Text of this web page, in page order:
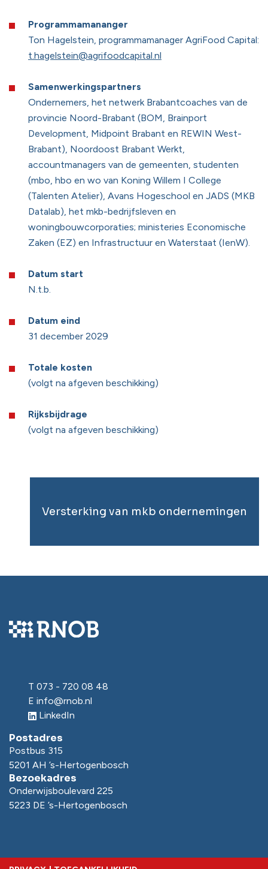
Programmamananger
Ton Hagelstein, programmamanager AgriFood Capital:
t.hagelstein@agrifoodcapital.nl
Samenwerkingspartners
Ondernemers, het netwerk Brabantcoaches van de
provincie Noord-Brabant (BOM, Brainport
Development, Midpoint Brabant en REWIN West-
Brabant), Noordoost Brabant Werkt,
accountmanagers van de gemeenten, studenten
(mbo, hbo en wo van Koning Willem I College
(Talenten Atelier), Avans Hogeschool en JADS (MKB
Datalab), het mkb-bedrijfsleven en
woningbouwcorporaties; ministeries Economische
Zaken (EZ) en Infrastructuur en Waterstaat (IenW).
Datum start
N.t.b.
Datum eind
31 december 2029
Totale kosten
(volgt na afgeven beschikking)
Rijksbijdrage
(volgt na afgeven beschikking)
Versterking van mkb ondernemingen
T 073 - 720 08 48
E info@rnob.nl
LinkedIn
Postadres
Postbus 315
5201 AH ’s-Hertogenbosch
Bezoekadres
Onderwijsboulevard 225
5223 DE ’s-Hertogenbosch